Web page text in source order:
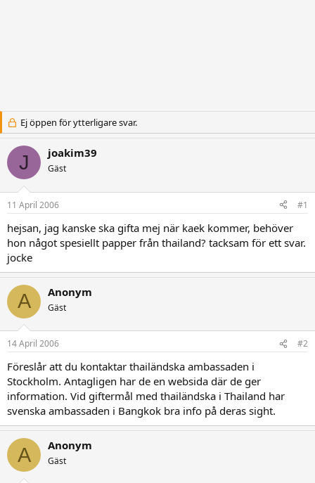
Ej öppen för ytterligare svar.
J joakim39
Gäst
11 April 2006 #1
hejsan, jag kanske ska gifta mej när kaek kommer, behöver
hon något spesiellt papper från thailand? tacksam för ett svar.
jocke
A Anonym
Gäst
14 April 2006 #2
Föreslår att du kontaktar thailändska ambassaden i
Stockholm. Antagligen har de en websida där de ger
information. Vid giftermål med thailändska i Thailand har
svenska ambassaden i Bangkok bra info på deras sight.
A Anonym
Gäst